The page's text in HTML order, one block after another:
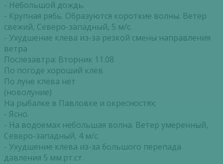
- Небольшой дождь.
- Крупная рябь. Образуются короткие волны. Ветер
свежий, Северо-западный, 5 м/с.
- Ухудшение клева из-за резкой смены направления
ветра
Послезавтра: Вторник 11.08
По погоде хороший клёв
По луне клёва нет
(новолуние)
На рыбалке в Павловке и окресностях:
- Ясно.
- На водоемах небольшая волна. Ветер умеренный,
Северо-западный, 4 м/с.
- Ухудшение клева из-за большого перепада
давления 5 мм.рт.ст.